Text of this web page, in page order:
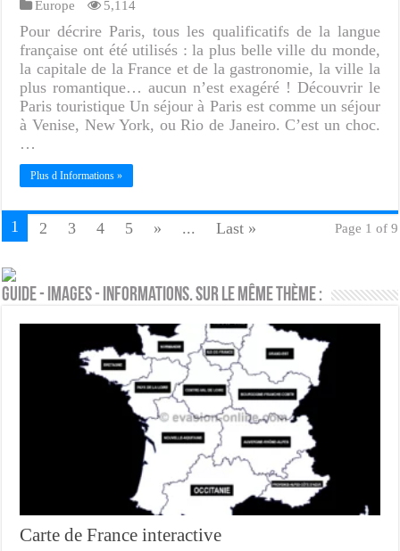
Europe 5,114
Pour décrire Paris, tous les qualificatifs de la langue
française ont été utilisés : la plus belle ville du monde,
la capitale de la France et de la gastronomie, la ville la
plus romantique… aucun n’est exagéré ! Découvrir le
Paris touristique Un séjour à Paris est comme un séjour
à Venise, New York, ou Rio de Janeiro. C’est un choc.
…
Plus d Informations »
Page 1 of 9
1 2 3 4 5 » ... Last »
Guide - Images - Informations. Sur le même thème :
Carte de France interactive